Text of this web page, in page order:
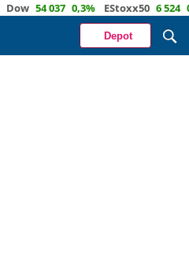
54 037 0,3% EStoxx50 6 524 0,3%
Depot